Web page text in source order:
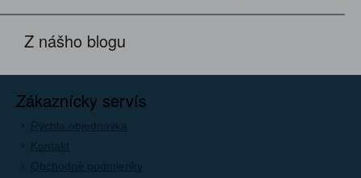
Z nášho blogu
Zákaznícky servís
Rýchla objednávka
Kontakt
Obchodné podmienky